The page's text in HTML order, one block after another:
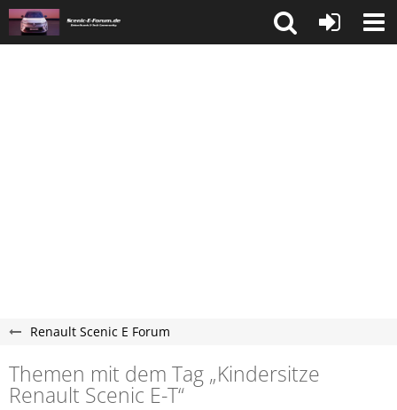
Renault Scenic E Forum
Themen mit dem Tag „Kindersitze
Renault Scenic E-T“